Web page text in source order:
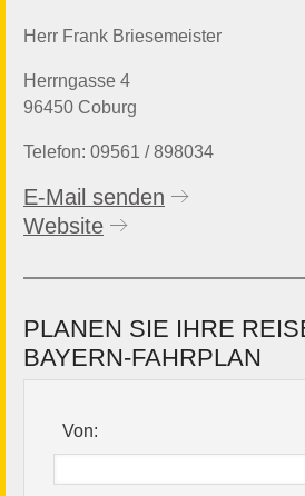
Herr Frank Briesemeister
Herrngasse 4
96450 Coburg
Telefon: 09561 / 898034
E-Mail senden
Website
PLANEN SIE IHRE
BAYERN-FAHRPLAN
Von: